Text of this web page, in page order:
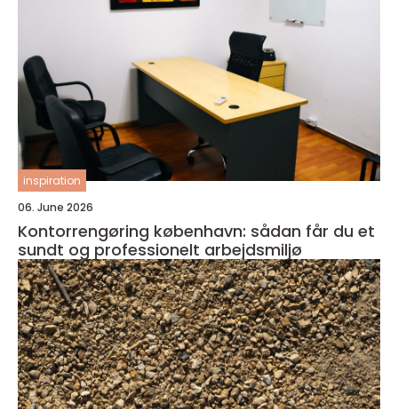
inspiration
06. June 2026
Kontorrengøring københavn: sådan får du et
sundt og professionelt arbejdsmiljø